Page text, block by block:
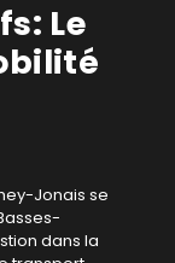
Le
Jonais se
dans la